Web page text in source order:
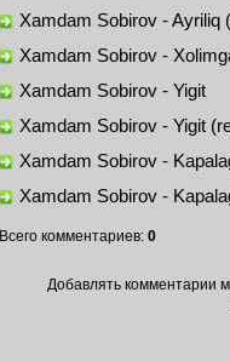
Xamdam Sobirov - Ayriliq
Xamdam Sobirov -
Xamdam Sobirov - Yigit
Xamdam Sobirov - Yigit
Xamdam Sobirov -
Xamdam Sobirov -
Всего комментариев: 0
Добавлять комментарии